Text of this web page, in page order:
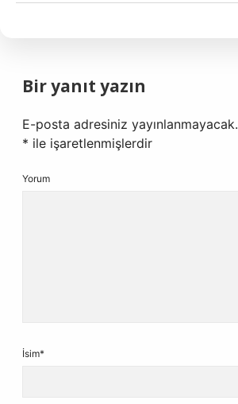
Bir yanıt yazın
E-posta adresiniz yayınlanmayacak.
* ile işaretlenmişlerdir
Yorum
İsim*